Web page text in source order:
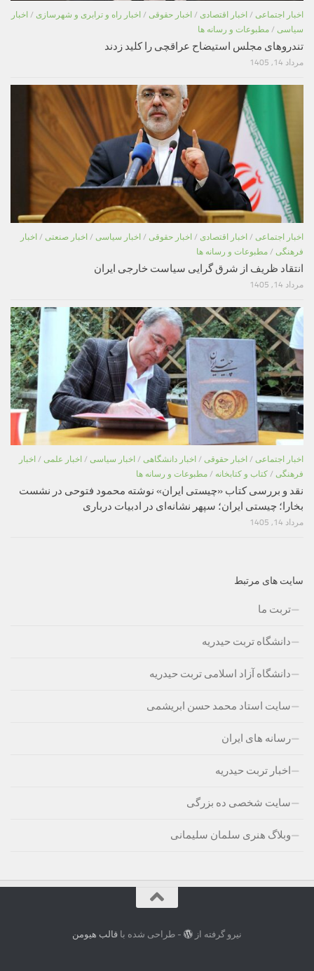
اخبار اجتماعی / اخبار اقتصادی / اخبار حقوقی / اخبار راه و ترابری و شهرسازی / اخبار
سیاسی / مطبوعات و رسانه ها
تندروهای مجلس استیضاح عراقچی را کلید زدند
مرداد 14, 1405
اخبار اجتماعی / اخبار اقتصادی / اخبار حقوقی / اخبار سیاسی / اخبار صنعتی / اخبار
فرهنگی / مطبوعات و رسانه ها
انتقاد ظریف از شرق گرایی سیاست خارجی ایران
مرداد 14, 1405
اخبار اجتماعی / اخبار حقوقی / اخبار دانشگاهی / اخبار سیاسی / اخبار علمی / اخبار
فرهنگی / کتاب و کتابخانه / مطبوعات و رسانه ها
نقد و بررسی کتاب «چیستی ایران» نوشته محمود فتوحی در نشست
بخارا؛ چیستی ایران؛ سپهر نشانه‌ای در ادبیات درباری
مرداد 14, 1405
سایت های مرتبط
تربت ما
دانشگاه تربت حیدریه
دانشگاه آزاد اسلامی تربت حیدریه
سایت استاد محمد حسن ابریشمی
رسانه های ایران
اخبار تربت حیدریه
سایت شخصی ده بزرگی
وبلاگ هنری سلمان سلیمانی
نیرو گرفته از - طراحی شده باقالب هیومن